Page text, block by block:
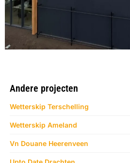
Andere projecten
Wetterskip Terschelling
Wetterskip Ameland
Vn Douane Heerenveen